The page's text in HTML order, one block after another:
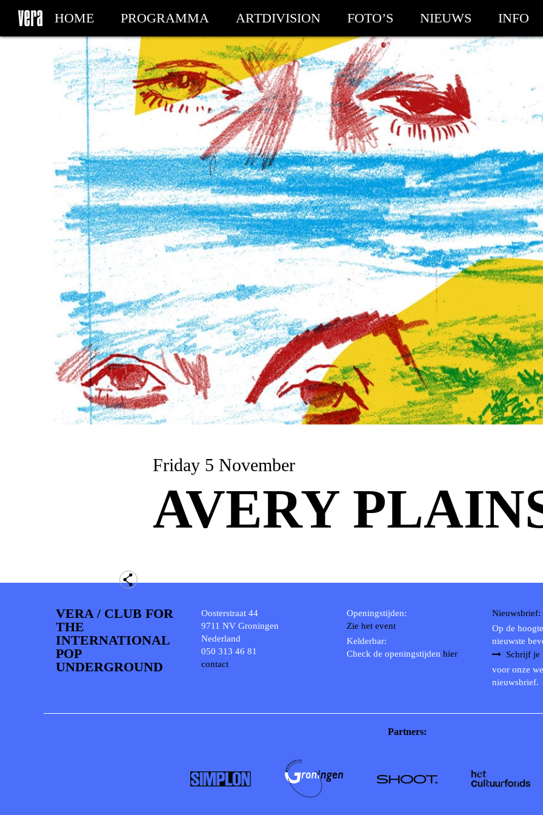
HOME PROGRAMMA ARTDIVISION FOTO’S NIEUWS INFO
MIJN TICKETS
Friday 5 November
AVERY
VERA / CLUB FOR
THE
INTERNATIONAL
POP
UNDERGROUND
Oosterstraat 44
9711 NV Groningen
Nederland
050 313 46 81
contact
Openingstijden:
Zie het event
Kelderbar:
Check de openingstijden hier
Nieuwsbrief:
Op de
nieuwste
Schrijf je
voor onze
nieuwsbrief.
Partners: